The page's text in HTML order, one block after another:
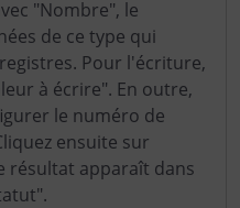
"Nombre", le
de ce type qui
Pour l'écriture,
à écrire". En outre,
le numéro de
ensuite sur
résultat apparaît dans